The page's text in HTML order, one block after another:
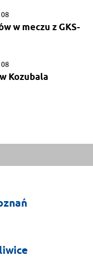
w meczu z GKS-
Kozubala